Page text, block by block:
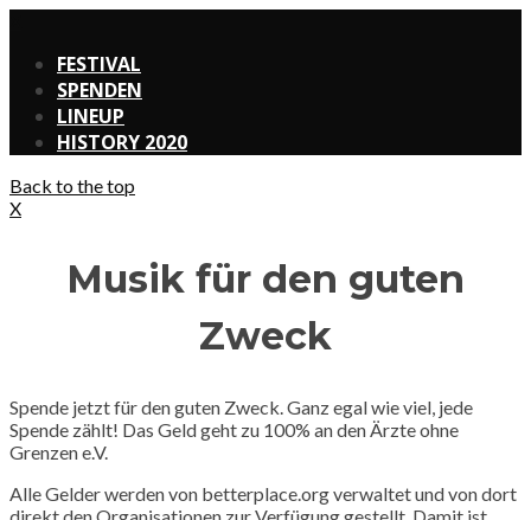
FESTIVAL
SPENDEN
LINEUP
HISTORY 2020
Back to the top
X
Musik für den guten
Zweck
Spende jetzt für den guten Zweck. Ganz egal wie viel, jede
Spende zählt! Das Geld geht zu 100% an den Ärzte ohne
Grenzen e.V.
Alle Gelder werden von betterplace.org verwaltet und von dort